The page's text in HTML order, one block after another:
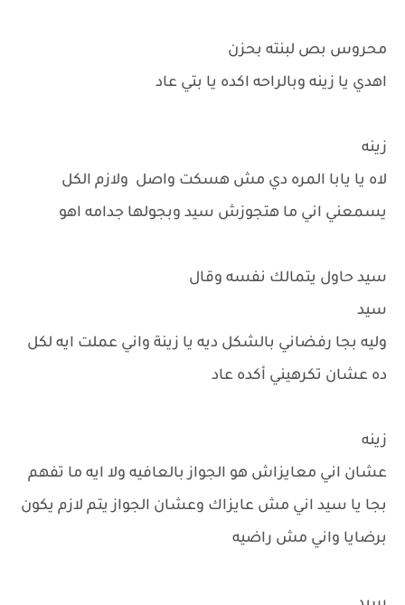
محروس بص لبنته بحزن
اهدي يا زينه وبالراحه اكده يا بتي عاد
زينه
لاه يا يابا المره دي مش هسكت واصل ولازم الكل
يسمعني اني ما هتجوزش سيد وبجولها جدامه اهو
سيد حاول يتمالك نفسه وقال
سيد
وليه بجا رفضاني بالشكل ديه يا زينة واني عملت ايه لكل
ده عشان تكرهيني أكده عاد
زينه
عشان اني معايزاش هو الجواز بالعافيه ولا ايه ما تفهم
بجا يا سيد اني مش عايزاك وعشان الجواز يتم لازم يكون
برضايا واني مش راضيه